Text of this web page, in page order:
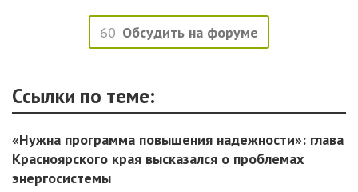
60 Обсудить на форуме
Ссылки по теме:
«Нужна программа повышения надежности»: глава
Красноярского края высказался о проблемах
энергосистемы